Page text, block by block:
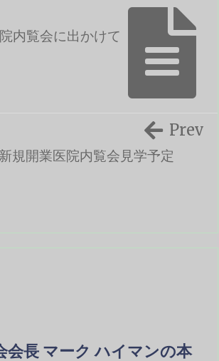
内覧会に出かけて
新規開業医院内覧会見学予定
Prev
会長 マーク ハイマンの本